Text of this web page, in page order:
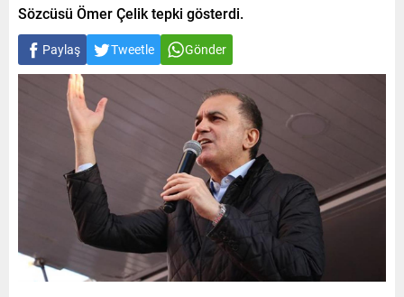
Sözcüsü Ömer Çelik tepki gösterdi.
Paylaş Tweetle Gönder